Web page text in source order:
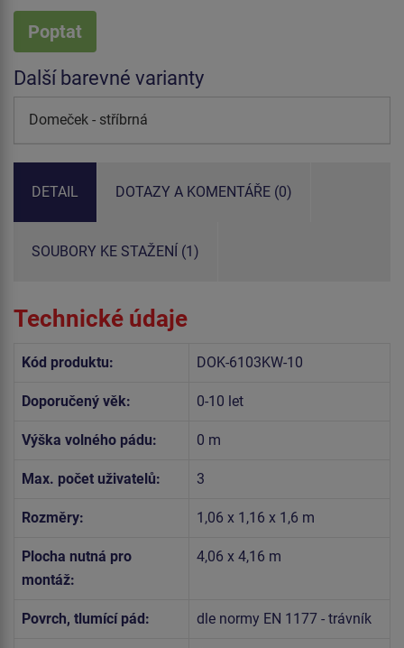
Poptat
Další barevné varianty
Domeček - stříbrná
DETAIL DOTAZY A KOMENTÁŘE (0)
SOUBORY KE STAŽENÍ (1)
Technické údaje
Kód produktu: DOK-6103KW-10
Doporučený věk: 0-10 let
Výška volného pádu: 0 m
Max. počet uživatelů: 3
Rozměry: 1,06 x 1,16 x 1,6 m
Plocha nutná pro
montáž:
4,06 x 4,16 m
Povrch, tlumící pád: dle normy EN 1177 - trávník